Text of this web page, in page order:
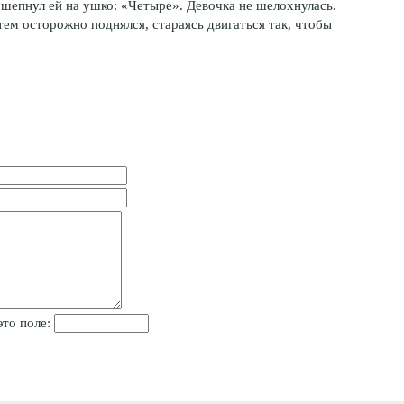
ей на ушко: «Четыре». Девочка не шелохнулась.
осторожно поднялся, стараясь двигаться так, чтобы
поле: